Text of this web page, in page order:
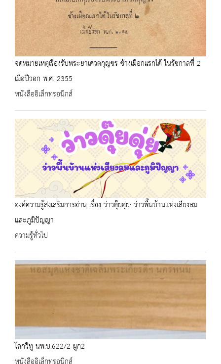
จดหมายเหตุเรื่องรับพระยาเศวตกุญชร ช้างเผือกแรกได้ ในรัชกาลที่ 2
เมื่อปีวอก พ.ศ. 2355
หนังสืออิเล็กทรอนิกส์
องค์ความรู้ส่งเสริมการอ่าน เรื่อง ว่าวดุ๊ยดุ่ย: ว่าวพื้นบ้านแห่งเสียงลม
และภูมิปัญญา
ความรู้ทั่วไป
โลกวิทู นพ.บ.622/2 ผูก2